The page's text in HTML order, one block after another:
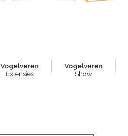
Vogelveren
Extensies
Vogelveren
Show